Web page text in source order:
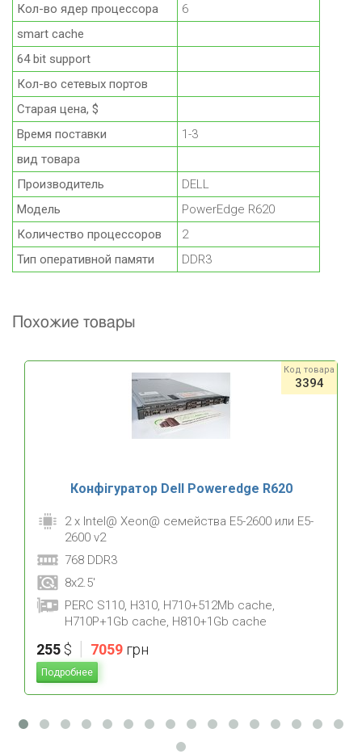
Кол-во ядер процессора
6
smart cache
64 bit support
Кол-во сетевых портов
Старая цена, $
Время поставки
1-3
вид товара
Производитель
DELL
Модель
PowerEdge R620
Количество процессоров
2
Тип оперативной памяти
DDR3
Похожие товары
Конфігуратор Dell Poweredge R620
Код товара
3394
2 x Intel@ Xeon@ семейства E5-2600 или E5-
2600 v2
768 DDR3
8x2.5'
PERC S110, H310, H710+512Mb cache,
H710P+1Gb cache, H810+1Gb cache
255 $ | 7059 грн
Подробнее